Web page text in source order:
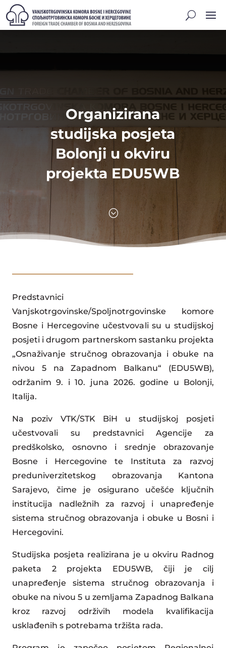
Organizirana
studijska posjeta
Bolonji u okviru
projekta EDU5WB
;
Predstavnici
Vanjskotrgovinske/Spoljnotrgovinske komore
Bosne i Hercegovine učestvovali su u studijskoj
posjeti i drugom partnerskom sastanku projekta
„Osnaživanje stručnog obrazovanja i obuke na
nivou 5 na Zapadnom Balkanu“ (EDU5WB),
održanim 9. i 10. juna 2026. godine u Bolonji,
Italija.
Na poziv VTK/STK BiH u studijskoj posjeti
učestvovali su predstavnici Agencije za
predškolsko, osnovno i srednje obrazovanje
Bosne i Hercegovine te Instituta za razvoj
preduniverzitetskog obrazovanja Kantona
Sarajevo, čime je osigurano učešće ključnih
institucija nadležnih za razvoj i unapređenje
sistema stručnog obrazovanja i obuke u Bosni i
Hercegovini.
Studijska posjeta realizirana je u okviru Radnog
paketa 2 projekta EDU5WB, čiji je cilj
unapređenje sistema stručnog obrazovanja i
obuke na nivou 5 u zemljama Zapadnog Balkana
kroz razvoj održivih modela kvalifikacija
usklađenih s potrebama tržišta rada.